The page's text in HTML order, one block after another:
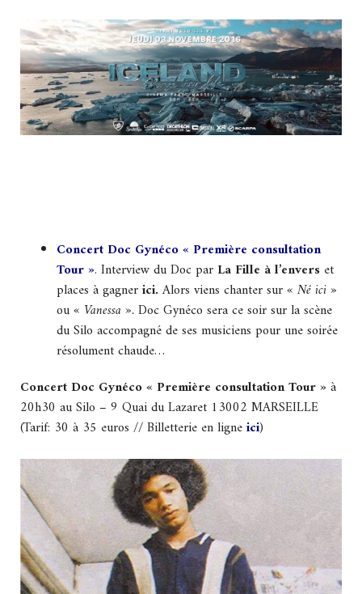
Concert Doc Gynéco « Première consultation
Tour ». Interview du Doc par La Fille à l’envers et
places à gagnerici. Alors viens chanter sur« Né ici »
ou« Vanessa ».Doc Gynéco sera ce soir sur la scène
du Silo accompagné de ses musiciens pour une soirée
résolument chaude…
Concert Doc Gynéco « Première consultation Tour »à
20h30 au Silo – 9 Quai du Lazaret 13002 MARSEILLE
(Tarif: 30 à 35 euros // Billetterie en ligneici)